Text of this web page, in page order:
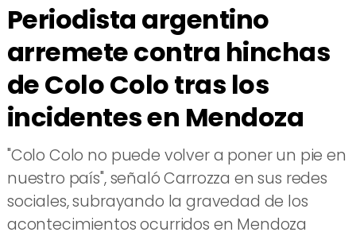
Periodista argentino
arremete contra hinchas
de Colo Colo tras los
incidentes en Mendoza
"Colo Colo no puede volver a poner un pie en
nuestro país", señaló Carrozza en sus redes
sociales, subrayando la gravedad de los
acontecimientos ocurridos en Mendoza